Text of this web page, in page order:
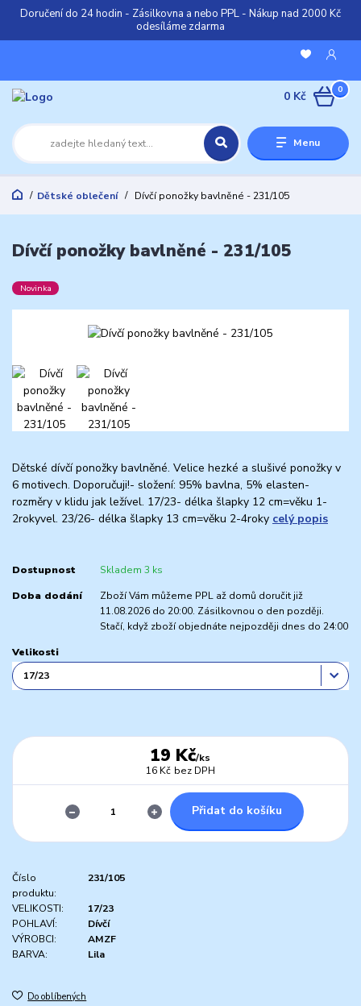
Doručení do 24 hodin - Zásilkovna a nebo PPL - Nákup nad 2000 Kč
odesíláme zdarma
Menu
0
0 Kč
Dětské oblečení Dívčí ponožky bavlněné - 231/105
Dívčí ponožky bavlněné - 231/105
Novinka
Dětské dívčí ponožky bavlněné. Velice hezké a slušivé ponožky v
6 motivech. Doporučuji!- složení: 95% bavlna, 5% elasten-
rozměry v klidu jak ležível. 17/23- délka šlapky 12 cm=věku 1-
2rokyvel. 23/26- délka šlapky 13 cm=věku 2-4roky celý popis
Dostupnost Skladem 3 ks
Doba dodání
Zboží Vám můžeme PPL až domů doručit již
11.08.2026 do 20:00. Zásilkovnou o den později.
Stačí, když zboží objednáte nejpozději dnes do 24:00
Velikosti
19 Kč/ks
16 Kč bez DPH
Přidat do košíku
Číslo
produktu:
231/105
VELIKOSTI:
17/23
POHLAVÍ:
Dívčí
VÝROBCI:
AMZF
BARVA:
Lila
Do oblíbených